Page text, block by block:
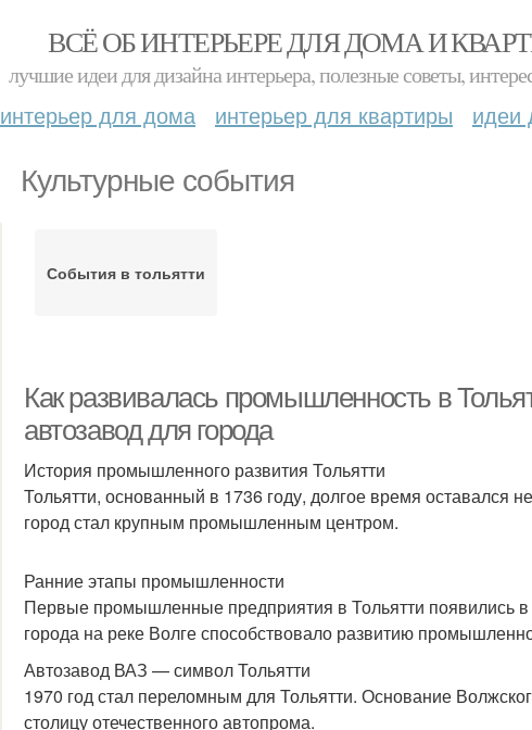
ВСЁ ОБ ИНТЕРЬЕРЕ ДЛЯ ДОМА И
лучшие идеи для дизайна интерьера, полезные советы,
интерьер для дома интерьер для квартиры идеи
Культурные события
События в тольятти
Как развивалась промышленность в
автозавод для города
История промышленного развития Тольятти
Тольятти, основанный в 1736 году, долгое время оставался
город стал крупным промышленным центром.
Ранние этапы промышленности
Первые промышленные предприятия в Тольятти появились в
города на реке Волге способствовало развитию
Автозавод ВАЗ — символ Тольятти
1970 год стал переломным для Тольятти. Основание
столицу отечественного автопрома.